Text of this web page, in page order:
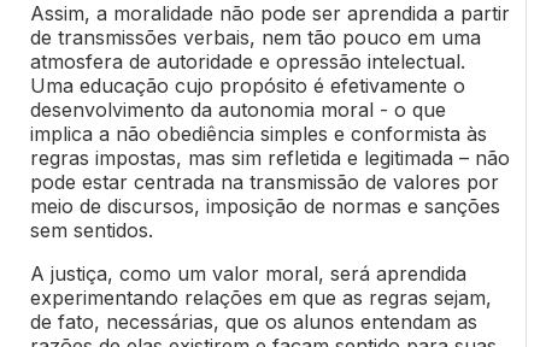
Assim, a moralidade não pode ser aprendida a partir
de transmissões verbais, nem tão pouco em uma
atmosfera de autoridade e opressão intelectual.
Uma educação cujo propósito é efetivamente o
desenvolvimento da autonomia moral - o que
implica a não obediência simples e conformista às
regras impostas, mas sim refletida e legitimada – não
pode estar centrada na transmissão de valores por
meio de discursos, imposição de normas e sanções
sem sentidos.
A justiça, como um valor moral, será aprendida
experimentando relações em que as regras sejam,
de fato, necessárias, que os alunos entendam as